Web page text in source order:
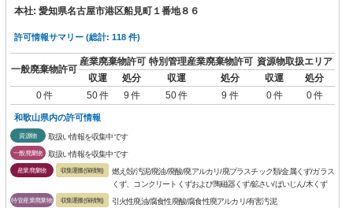
本社: 愛知県名古屋市港区船見町１番地８６
許可情報サマリー (総計: 118 件)
一般廃棄物許可
産業廃棄物許可 特別管理産業廃棄物許可 資源物取扱エリア
収運
処分 収運 処分 収運
処分
0 件
50 件 9 件 50 件 9 件 0 件 0 件
和歌山県内の許可情報
資源物 取扱い情報を収集中です
一般廃棄物 取扱い情報を収集中です
産業廃棄物 収集運搬(保積無)
燃え殻/汚泥/廃油/廃酸/廃アルカリ/廃プラスチック類/金属くず/ガラス
くず、コンクリートくずおよび陶磁器くず/鉱さい/ばいじん/木くず
特管産業廃棄物 収集運搬(保積無) 引火性廃油/腐食性廃酸/腐食性廃アルカリ/有害汚泥